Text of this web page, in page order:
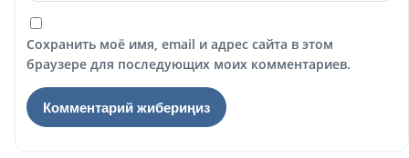
Сохранить моё имя, email и адрес сайта в этом
браузере для последующих моих комментариев.